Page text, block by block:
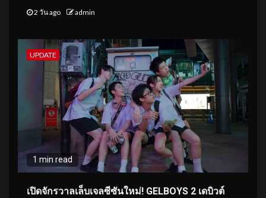
2 วัน ago admin
UPDATE
1 min read
เปิดจักรวาลเล็บเจลซีซันใหม่! GELBOYS 2 เดบิวต์